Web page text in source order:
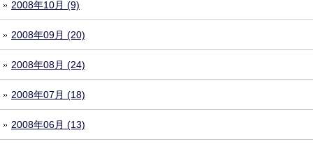
2008年10月 (9)
2008年09月 (20)
2008年08月 (24)
2008年07月 (18)
2008年06月 (13)